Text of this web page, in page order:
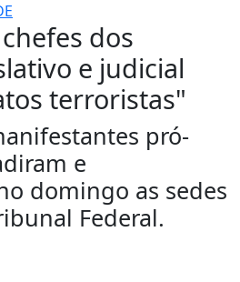
dos
e judicial
terroristas"
pró-
e
domingo as sedes
Federal.